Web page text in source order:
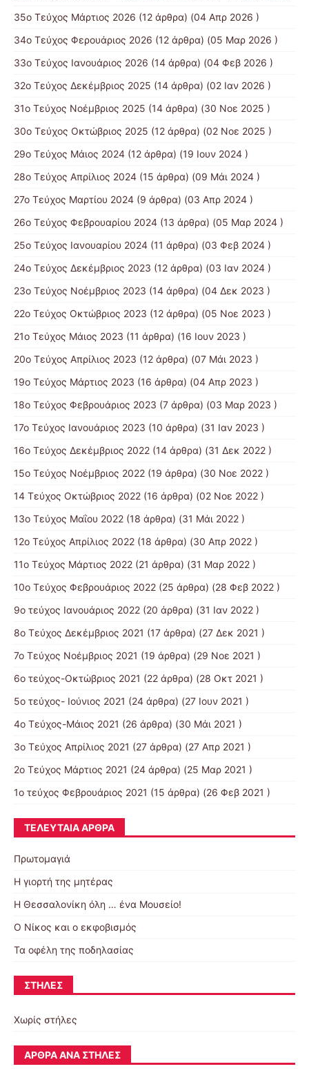
35ο Τεύχος Μάρτιος 2026 (12 άρθρα) (04 Απρ 2026 )
34ο Τεύχος Φερουάριος 2026 (12 άρθρα) (05 Μαρ 2026 )
33ο Τεύχος Ιανουάριος 2026 (14 άρθρα) (04 Φεβ 2026 )
32ο Τεύχος Δεκέμβριος 2025 (14 άρθρα) (02 Ιαν 2026 )
31ο Τεύχος Νοέμβριος 2025 (14 άρθρα) (30 Νοε 2025 )
30ο Τεύχος Οκτώβριος 2025 (12 άρθρα) (02 Νοε 2025 )
29ο Τεύχος Μάιος 2024 (12 άρθρα) (19 Ιουν 2024 )
28ο Τεύχος Απρίλιος 2024 (15 άρθρα) (09 Μάι 2024 )
27ο Τεύχος Μαρτίου 2024 (9 άρθρα) (03 Απρ 2024 )
26ο Τεύχος Φεβρουαρίου 2024 (13 άρθρα) (05 Μαρ 2024 )
25ο Τεύχος Ιανουαρίου 2024 (11 άρθρα) (03 Φεβ 2024 )
24ο Τεύχος Δεκέμβριος 2023 (12 άρθρα) (03 Ιαν 2024 )
23ο Τεύχος Νοέμβριος 2023 (14 άρθρα) (04 Δεκ 2023 )
22ο Τεύχος Οκτώβριος 2023 (12 άρθρα) (05 Νοε 2023 )
21ο Τεύχος Μάιος 2023 (11 άρθρα) (16 Ιουν 2023 )
20ο Τεύχος Απρίλιος 2023 (12 άρθρα) (07 Μάι 2023 )
19ο Τεύχος Μάρτιος 2023 (16 άρθρα) (04 Απρ 2023 )
18ο Τεύχος Φεβρουάριος 2023 (7 άρθρα) (03 Μαρ 2023 )
17ο Τεύχος Ιανουάριος 2023 (10 άρθρα) (31 Ιαν 2023 )
16ο Τεύχος Δεκέμβριος 2022 (14 άρθρα) (31 Δεκ 2022 )
15o Τεύχος Νοέμβριος 2022 (19 άρθρα) (30 Νοε 2022 )
14 Tεύχος Οκτώβριος 2022 (16 άρθρα) (02 Νοε 2022 )
13ο Τεύχος Μαΐου 2022 (18 άρθρα) (31 Μάι 2022 )
12ο Τεύχος Απρίλιος 2022 (18 άρθρα) (30 Απρ 2022 )
11o Tεύχος Μάρτιος 2022 (21 άρθρα) (31 Μαρ 2022 )
10o Tεύχος Φεβρουάριος 2022 (25 άρθρα) (28 Φεβ 2022 )
9o τεύχος Ιανουάριος 2022 (20 άρθρα) (31 Ιαν 2022 )
8o Tεύχος Δεκέμβριος 2021 (17 άρθρα) (27 Δεκ 2021 )
7o Τεύχος Νοέμβριος 2021 (19 άρθρα) (29 Νοε 2021 )
6ο τεύχος-Οκτώβριος 2021 (22 άρθρα) (28 Οκτ 2021 )
5ο τεύχος- Ιούνιος 2021 (24 άρθρα) (27 Ιουν 2021 )
4o Tεύχος-Μάιος 2021 (26 άρθρα) (30 Μάι 2021 )
3ο Τεύχος Απρίλιος 2021 (27 άρθρα) (27 Απρ 2021 )
2o Tεύχος Μάρτιος 2021 (24 άρθρα) (25 Μαρ 2021 )
1ο τεύχος Φεβρουάριος 2021 (15 άρθρα) (26 Φεβ 2021 )
ΤΕΛΕΥΤΑΊΑ ΆΡΘΡΑ
Πρωτομαγιά
Η γιορτή της μητέρας
Η Θεσσαλονίκη όλη … ένα Μουσείο!
Ο Νίκος και ο εκφοβισμός
Τα οφέλη της ποδηλασίας
ΣΤΉΛΕΣ
Χωρίς στήλες
ΆΡΘΡΑ ΑΝΆ ΣΤΉΛΕΣ